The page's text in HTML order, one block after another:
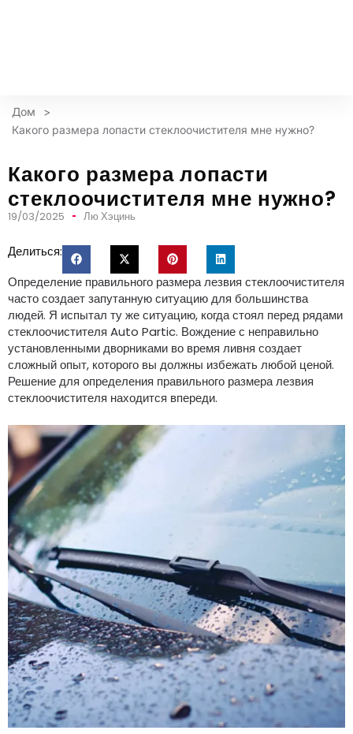
Дом
>
Какого размера лопасти стеклоочистителя мне нужно?
Какого размера лопасти
стеклоочистителя мне нужно?
19/03/2025 Лю Хэцинь
Делиться:
Определение правильного размера лезвия стеклоочистителя
часто создает запутанную ситуацию для большинства
людей. Я испытал ту же ситуацию, когда стоял перед рядами
стеклоочистителя Auto Partic. Вождение с неправильно
установленными дворниками во время ливня создает
сложный опыт, которого вы должны избежать любой ценой.
Решение для определения правильного размера лезвия
стеклоочистителя находится впереди.